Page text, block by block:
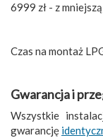
6999 zł - z
Czas na montaż
Gwarancja i
Wszystkie
gwarancję